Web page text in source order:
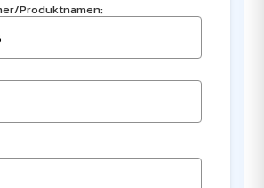
Produktnamen: